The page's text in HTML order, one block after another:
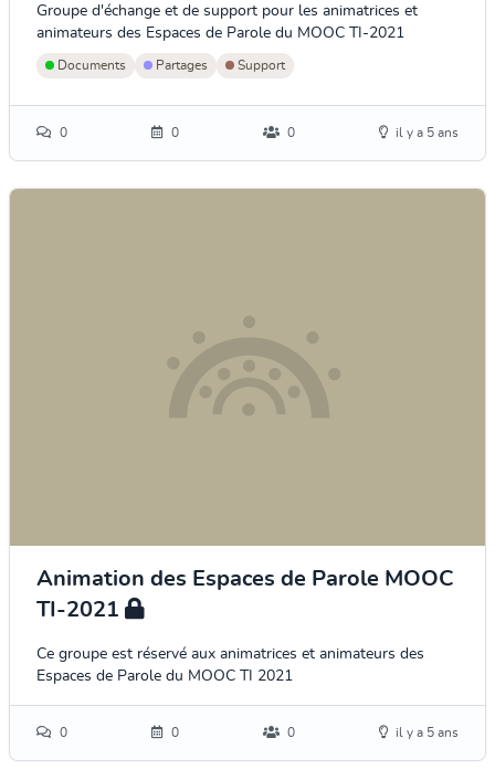
Groupe d'échange et de support pour les animatrices et
animateurs des Espaces de Parole du MOOC TI-2021
Documents Partages Support
0 0 0 il y a 5 ans
Animation des Espaces de Parole MOOC
TI-2021
Ce groupe est réservé aux animatrices et animateurs des
Espaces de Parole du MOOC TI 2021
0 0 0 il y a 5 ans